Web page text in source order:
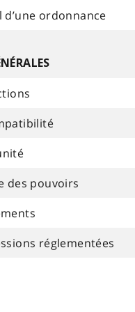
d’une ordonnance
des pouvoirs
réglementées